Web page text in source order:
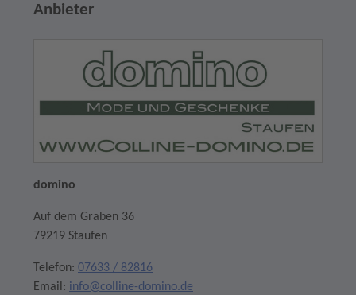
Anbieter
domino
Auf dem Graben 36
79219 Staufen
Telefon: 07633 / 82816
Email: info@colline-domino.de